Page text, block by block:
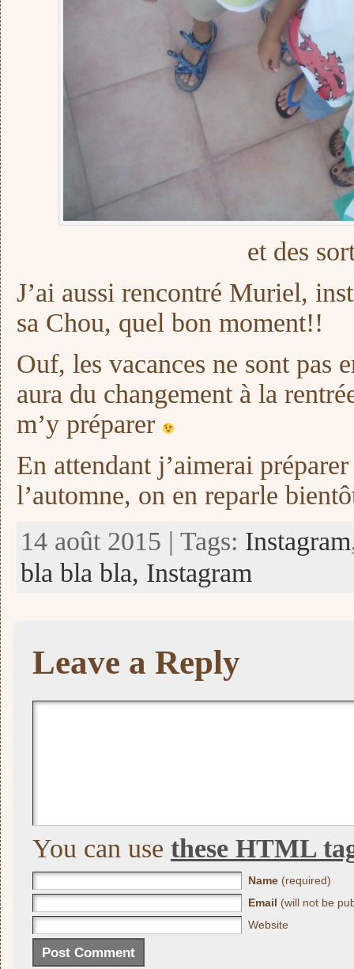
et des
J’ai aussi rencontré Muriel,
sa Chou, quel bon moment!!
Ouf, les vacances ne sont pas
aura du changement à la
m’y préparer
En attendant j’aimerai
l’automne, on en reparle
14 août 2015 | Tags: Instagram
bla bla bla, Instagram
Leave a Reply
You can use these HTML
Name (required)
Email (will not be
Website